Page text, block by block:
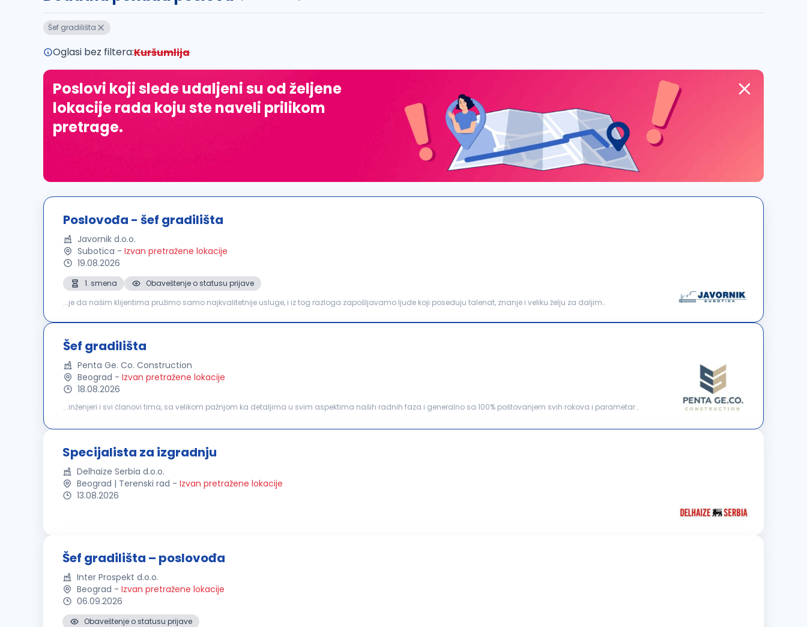
Šef gradilišta
Oglasi bez filtera:Kuršumlija
Poslovi koji slede udaljeni su od željene
lokacije rada koju ste naveli prilikom
pretrage.
Poslovođa - šef gradilišta
Javornik d.o.o.
Subotica - Izvan pretražene lokacije
19.08.2026
1. smena
Obaveštenje o statusu prijave
...je da našim klijentima pružimo samo najkvalitetnije usluge, i iz tog razloga zapošljavamo ljude koji poseduju talenat, znanje i veliku želju za daljim
Šef gradilišta
Penta Ge. Co. Construction
Beograd - Izvan pretražene lokacije
18.08.2026
...inženjeri i svi članovi tima, sa velikom pažnjom ka detaljima u svim aspektima naših radnih faza i generalno sa 100% poštovanjem svih rokova i parametara
Specijalista za izgradnju
Delhaize Serbia d.o.o.
Beograd | Terenski rad - Izvan pretražene lokacije
13.08.2026
Šef gradilišta – poslovođa
Inter Prospekt d.o.o.
Beograd - Izvan pretražene lokacije
06.09.2026
Obaveštenje o statusu prijave